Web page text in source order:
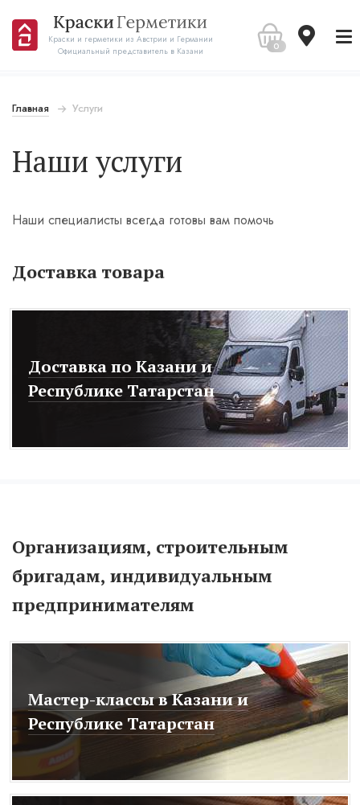
Краски и герметики из Австрии и Германии
Официальный представитель в Казани
0
Главная Услуги
Наши услуги
Наши специалисты всегда готовы вам помочь
Доставка товара
Доставка по Казани и
Республике Татарстан
Организациям, строительным
бригадам, индивидуальным
предпринимателям
Мастер-классы в Казани и
Республике Татарстан